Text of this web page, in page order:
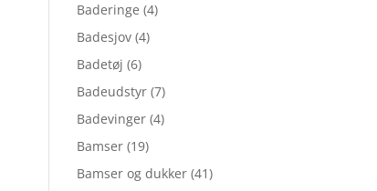
Baderinge (4)
Badesjov (4)
Badetøj (6)
Badeudstyr (7)
Badevinger (4)
Bamser (19)
Bamser og dukker (41)